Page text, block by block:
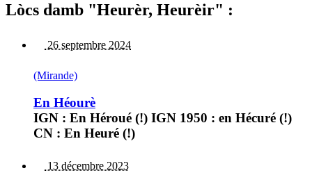
Lòcs damb "Heurèr, Heurèir" :
26 septembre 2024
(Mirande)
En Héourè
IGN : En Héroué (!) IGN 1950 : en Hécuré (!)
CN : En Heuré (!)
13 décembre 2023